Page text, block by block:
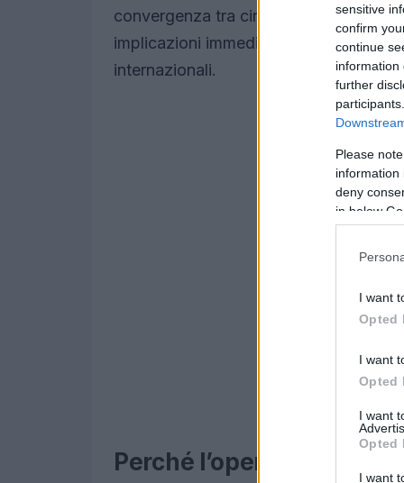
sensitive
confirm
continue
information
further
Please
information
deny
in below
I want
Opted
I want
Opted
I want
Opted
I want
convergenza tra circuiti tradizionali e
implicazioni immediate per banche,
internazionali.
Perché l’operazione ha